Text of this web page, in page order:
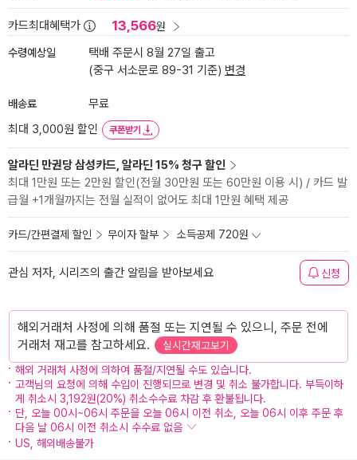
카드최대혜택가 13,566원
수령예상일
택배 주문시 8월 27일 출고
(중구 서소문로 89-31 기준) 변경
배송료
무료
최대 3,000원 할인
쿠폰받기
알라딘 만권당 삼성카드, 알라딘 15% 청구 할인
최대 1만원 또는 2만원 할인(전월 30만원 또는 60만원 이용 시) / 카드 발
급월 +1개월까지는 전월 실적이 없어도 최대 1만원 혜택 제공
카드/간편결제 할인 무이자 할부 소득공제 720원
관심 저자, 시리즈의 출간 알림을 받아보세요 신청
해외거래처 사정에 의해 품절 또는 지연될 수 있으니, 주문 전에
거래처 재고를 참고하세요.
실시간재고보기
해외 거래처 사정에 의하여 품절/지연될 수도 있습니다.
고객님의 요청에 의해 수입이 진행되므로 변경 및 취소 불가합니다. 부득이하
게 취소시 3,192원(20%) 취소수수료 차감 후 환불됩니다.
단, 오늘 00시~06시 주문을 오늘 06시 이전 취소, 오늘 06시 이후 주문 후
다음 날 06시 이전 취소시 수수료 없음
US, 해외배송불가